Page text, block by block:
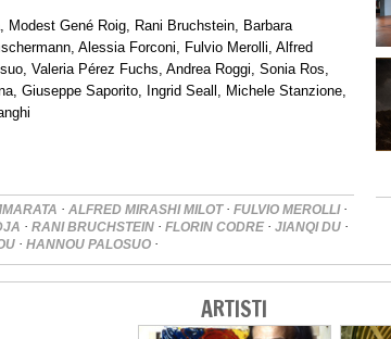
Gené Roig, Rani Bruchstein, Barbara
Alessia Forconi, Fulvio Merolli, Alfred
Valeria Pérez Fuchs, Andrea Roggi, Sonia Ros,
Giuseppe Saporito, Ingrid Seall, Michele Stanzione,
· ALFRED MIRASHI MILOT · FULVIO MEROLLI ·
· RANI BRUCHSTEIN · FLORIN CODRE · JIANQI DU ·
· HANNOU PALOSUO ·
ARTISTI